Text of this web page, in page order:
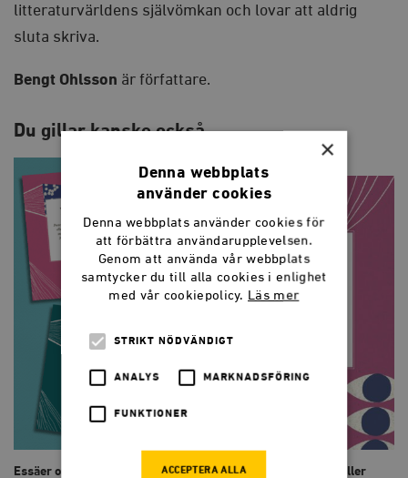
litteraturvärldens självömkan och lovar att aldrig
sluta skriva.
Bengt Ohlsson är författare.
Du gillar kanske också…
Essäer om läskrisen
Poeterna på toaletten, eller
×
Denna webbplats
använder cookies
Denna webbplats använder cookies för
att förbättra användarupplevelsen.
Genom att använda vår webbplats
samtycker du till alla cookies i enlighet
med vår cookiepolicy. Läs mer
STRIKT NÖDVÄNDIGT
ANALYS MARKNADSFÖRING
FUNKTIONER
ACCEPTERA ALLA